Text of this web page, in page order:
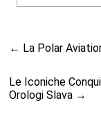
← La Polar
Le Iconiche
Orologi Slava →